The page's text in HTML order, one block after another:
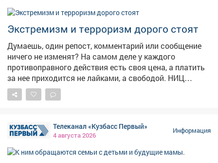
Электрическую версию с красным и зелёным
сигналами установили в 1914году в Кливленде, а
жёлтый цвет добавили позже, чтобы предупреждать о
смене сигнала. В России светофоры начали
появляться в 1930‑х годах.
Экстремизм и терроризм дорого стоят
Думаешь, один репост, комментарий или сообщение
ничего не изменят? На самом деле у каждого
противоправного действия есть своя цена, а платить
за нее приходится не лайками, а свободой. НИЦ
Мониторинга и профилактики подготовил «прайс-
лист», который наглядно показывает последствия
вплоть до пожизненного лишения свободы! Не
поддавайся на провокации и не распространяй
сомнительный контент. Перед тем как поставить лайк,
Телеканал «Кузбасс Первый»
4 августа 2026
Информация